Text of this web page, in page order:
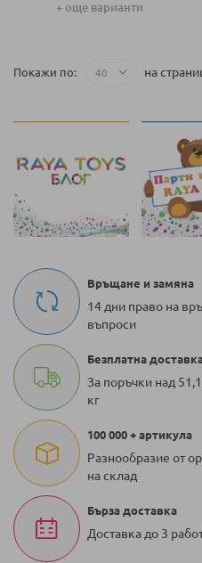
+ още варианти
Покажи по на
Връщане и замяна
14 дни право на
въпроси
Безплатна
За поръчки над
кг
100 000 + артикула
Разнообразие от
на склад
Бърза доставка
Доставка до 3